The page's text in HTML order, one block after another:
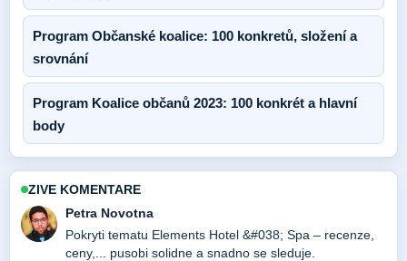
Program Občanské koalice: 100 konkretů, složení a
srovnání
Program Koalice občanů 2023: 100 konkrét a hlavní
body
ZIVE KOMENTARE
Petra Novotna
Pokryti tematu Elements Hotel &#038; Spa – recenze,
ceny,... pusobi solidne a snadno se sleduje.